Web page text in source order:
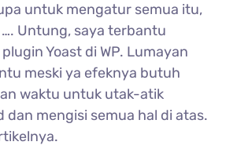
untuk mengatur semua itu,
Untung, saya terbantu
Yoast di WP. Lumayan
meski ya efeknya butuh
waktu untuk utak-atik
dan mengisi semua hal di atas.